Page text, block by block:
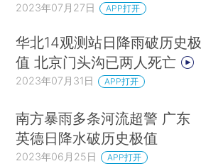
2023年07月27日 APP打开
华北14观测站日降雨破历史极
值 北京门头沟已两人死亡
2023年07月31日 APP打开
南方暴雨多条河流超警 广东
英德日降水破历史极值
2023年06月25日 APP打开